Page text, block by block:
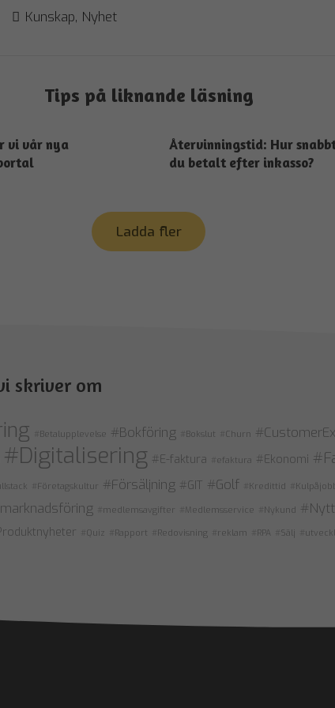
Kunskap, Nyhet
Tips på liknande läsning
vi vår nya
Återvinningstid: Hur
du betalt efter inkasso?
Ladda fler
skriver om
#Betalupplevelse #Bokföring #Bokslut #Churn
#Digitalisering #E-faktura #efaktura #Ekonomi
#Företagskultur #Försäljning #GIT #Golf #Kredittid
#medlemsavgifter #Medlemsservice #Nykund
#Quiz #Rapport #Redovisning #reklam #RPA #Sälj